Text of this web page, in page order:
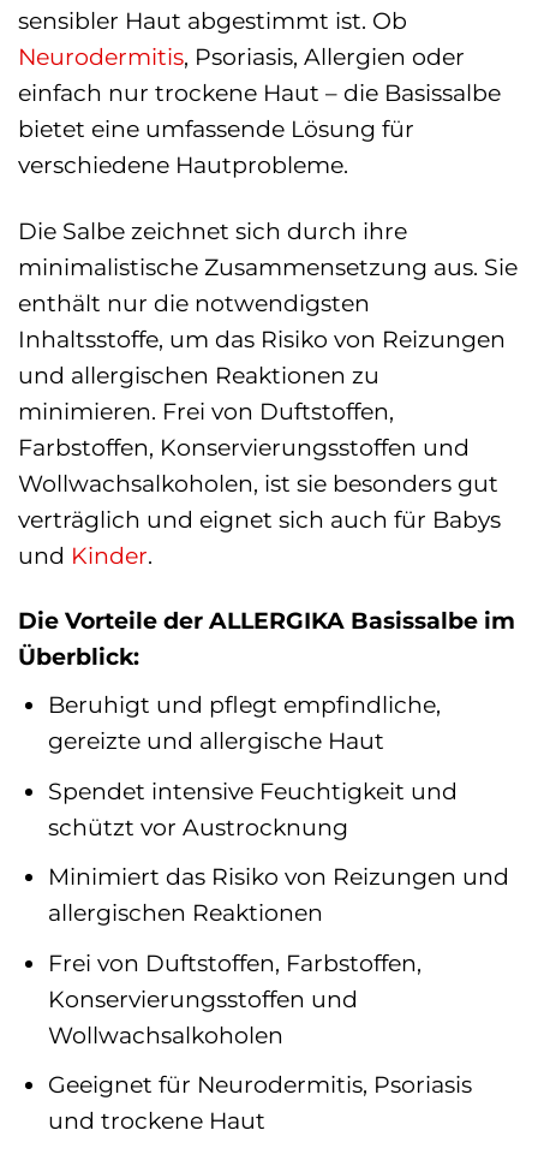
sensibler Haut abgestimmt ist. Ob
Neurodermitis, Psoriasis, Allergien oder
einfach nur trockene Haut – die Basissalbe
bietet eine umfassende Lösung für
verschiedene Hautprobleme.
Die Salbe zeichnet sich durch ihre
minimalistische Zusammensetzung aus. Sie
enthält nur die notwendigsten
Inhaltsstoffe, um das Risiko von Reizungen
und allergischen Reaktionen zu
minimieren. Frei von Duftstoffen,
Farbstoffen, Konservierungsstoffen und
Wollwachsalkoholen, ist sie besonders gut
verträglich und eignet sich auch für Babys
und Kinder.
Die Vorteile der ALLERGIKA Basissalbe im
Überblick:
Beruhigt und pflegt empfindliche,
gereizte und allergische Haut
Spendet intensive Feuchtigkeit und
schützt vor Austrocknung
Minimiert das Risiko von Reizungen und
allergischen Reaktionen
Frei von Duftstoffen, Farbstoffen,
Konservierungsstoffen und
Wollwachsalkoholen
Geeignet für Neurodermitis, Psoriasis
und trockene Haut